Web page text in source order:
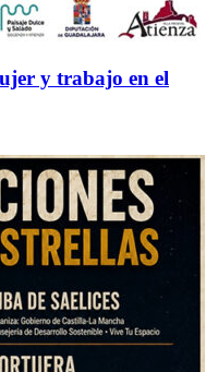
y trabajo en el